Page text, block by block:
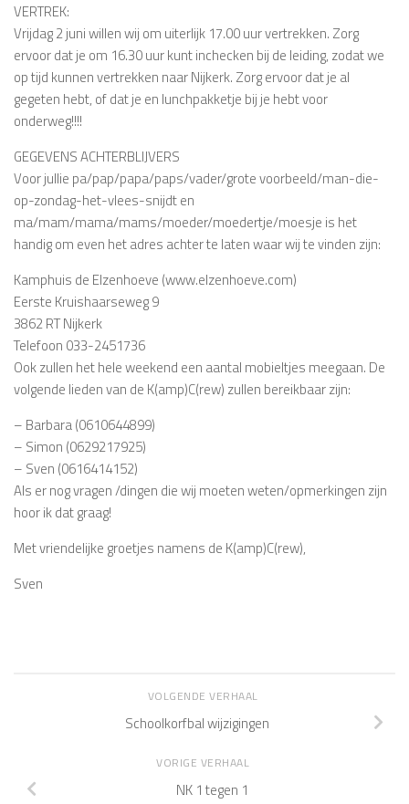
VERTREK:
Vrijdag 2 juni willen wij om uiterlijk 17.00 uur vertrekken. Zorg
ervoor dat je om 16.30 uur kunt inchecken bij de leiding, zodat we
op tijd kunnen vertrekken naar Nijkerk. Zorg ervoor dat je al
gegeten hebt, of dat je en lunchpakketje bij je hebt voor
onderweg!!!!
GEGEVENS ACHTERBLIJVERS
Voor jullie pa/pap/papa/paps/vader/grote voorbeeld/man-die-
op-zondag-het-vlees-snijdt en
ma/mam/mama/mams/moeder/moedertje/moesje is het
handig om even het adres achter te laten waar wij te vinden zijn:
Kamphuis de Elzenhoeve (www.elzenhoeve.com)
Eerste Kruishaarseweg 9
3862 RT Nijkerk
Telefoon 033-2451736
Ook zullen het hele weekend een aantal mobieltjes meegaan. De
volgende lieden van de K(amp)C(rew) zullen bereikbaar zijn:
– Barbara (0610644899)
– Simon (0629217925)
– Sven (0616414152)
Als er nog vragen /dingen die wij moeten weten/opmerkingen zijn
hoor ik dat graag!
Met vriendelijke groetjes namens de K(amp)C(rew),
Sven
VOLGENDE VERHAAL
Schoolkorfbal wijzigingen
VORIGE VERHAAL
NK 1 tegen 1